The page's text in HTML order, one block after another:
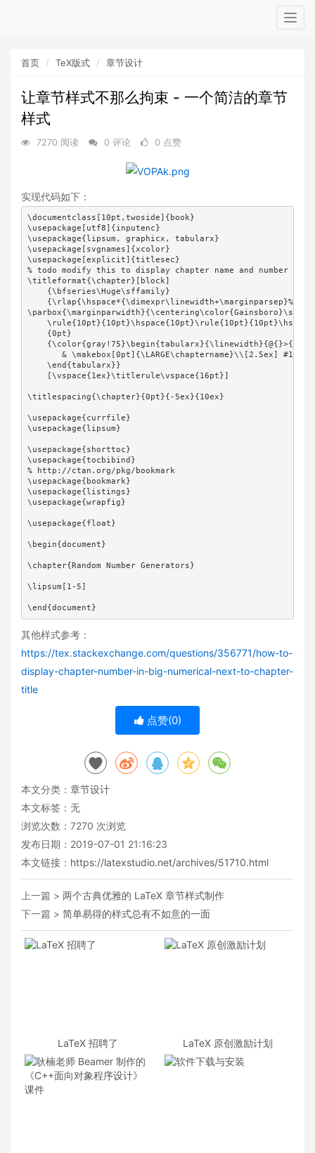
首页 TeX版式 章节设计
让章节样式不那么拘束 - 一个简洁的章节
样式
7270 阅读 0 评论 0 点赞
实现代码如下：
\documentclass[10pt,twoside]{book}
\usepackage[utf8]{inputenc}
\usepackage{lipsum, graphicx, tabularx}
\usepackage[svgnames]{xcolor}
\usepackage[explicit]{titlesec}
% todo modify this to display chapter name and number as
\titleformat{\chapter}[block]
{\bfseries\Huge\sffamily}
{\rlap{\hspace*{\dimexpr\linewidth+\marginparsep}%
{0pt}
& \makebox[0pt]{\LARGE\chaptername}\\[2.5ex] #1
\end{tabularx}}
[\vspace{1ex}\titlerule\vspace{16pt}]
\titlespacing{\chapter}{0pt}{-5ex}{10ex}
\usepackage{currfile}
\usepackage{lipsum}
\usepackage{shorttoc}
\usepackage{tocbibind}
% http://ctan.org/pkg/bookmark
\usepackage{bookmark}
\usepackage{listings}
\usepackage{wrapfig}
\usepackage{float}
\begin{document}
\chapter{Random Number Generators}
\lipsum[1-5]
\end{document}
其他样式参考：
https://tex.stackexchange.com/questions/356771/how-to-
display-chapter-number-in-big-numerical-next-to-chapter-
title
点赞(0)
本文分类： 章节设计
本文标签：无
浏览次数： 7270 次浏览
发布日期：2019-07-01 21:16:23
本文链接： https://latexstudio.net/archives/51710.html
上一篇 > 两个古典优雅的 LaTeX 章节样式制作
下一篇 > 简单易得的样式总有不如意的一面
LaTeX 招聘了 LaTeX 原创激励计划